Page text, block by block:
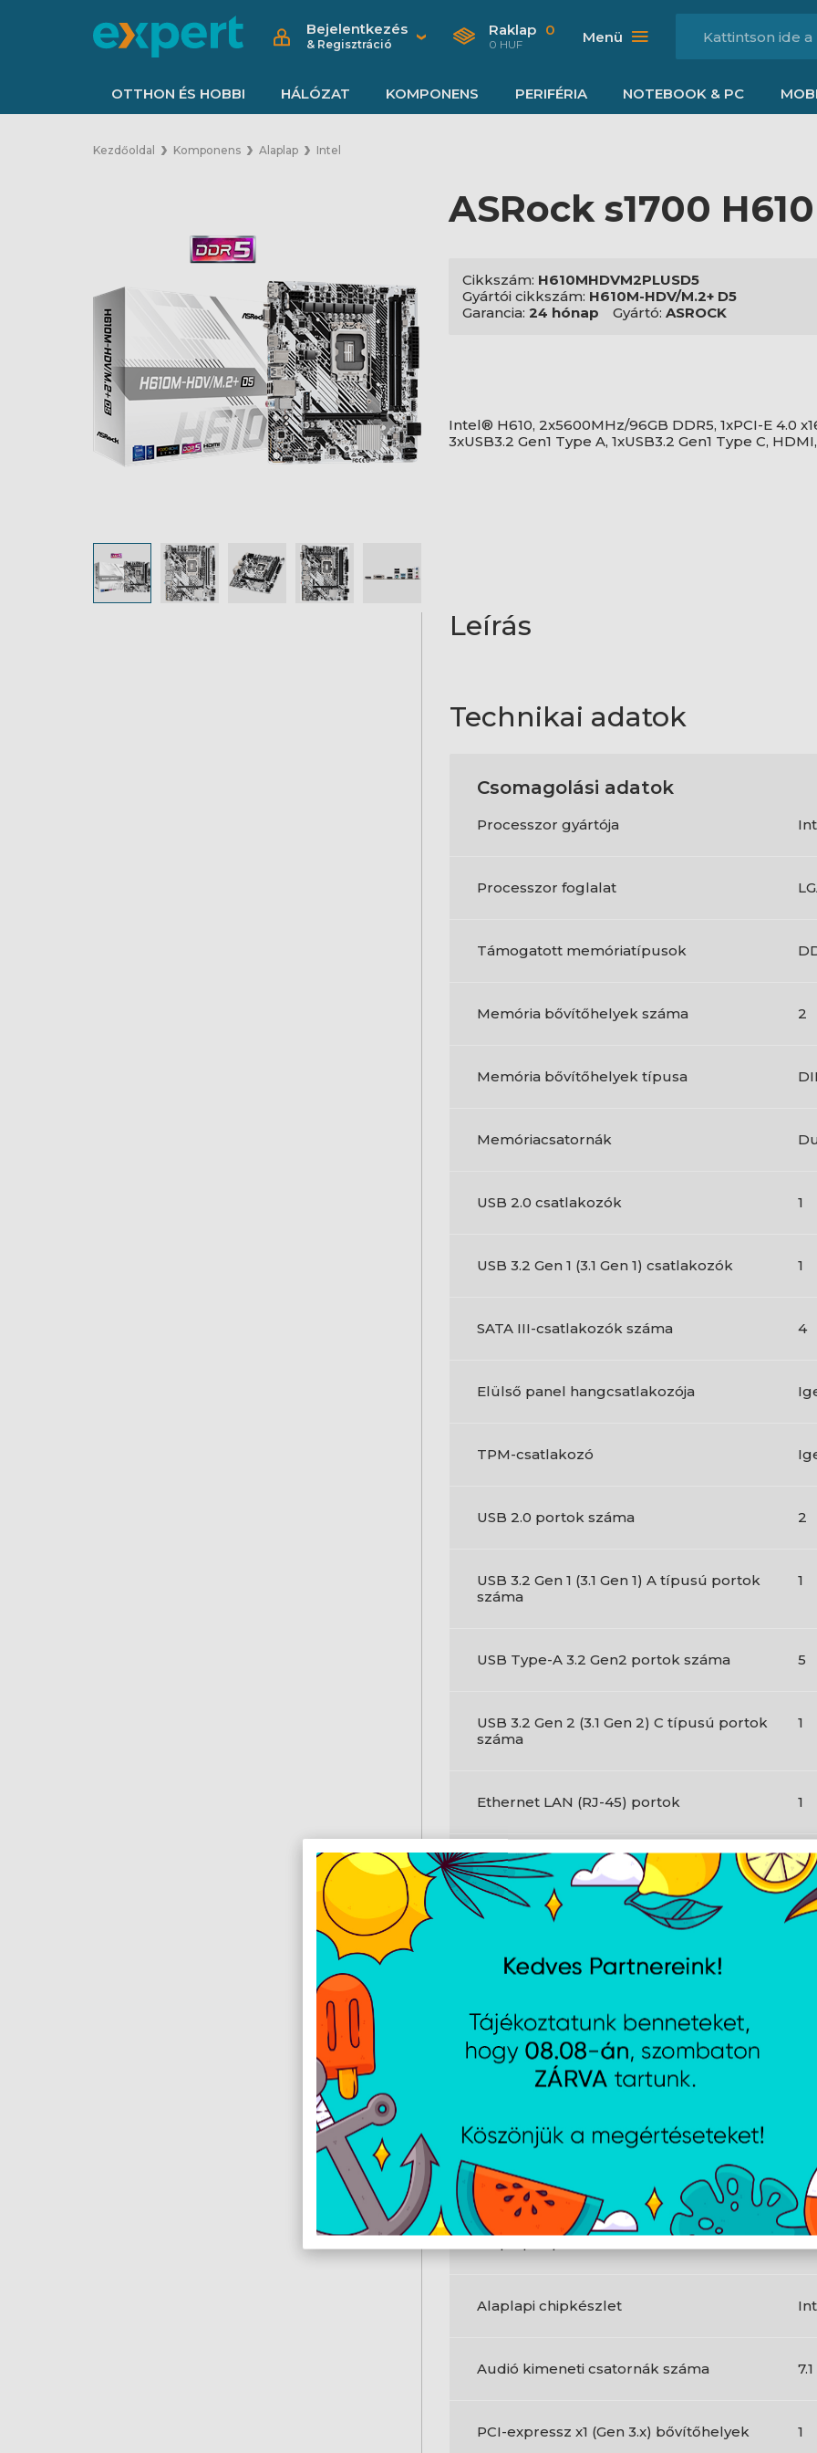
Bejelentkezés
& Regisztráció
Raklap 0
0 HUF Menü
OTTHON ÉS HOBBI HÁLÓZAT KOMPONENS PERIFÉRIA NOTEBOOK & PC
Kezdőoldal Komponens Alaplap Intel
ASRock s1700
Cikkszám: H610MHDVM2PLUSD5
Gyártói cikkszám: H610M-HDV/M.2+ D5
Garancia: 24 hónap Gyártó: ASROCK
Intel® H610, 2x5600MHz/96GB DDR5, 1xPCI-E 4.0
3xUSB3.2 Gen1 Type A, 1xUSB3.2 Gen1 Type C,
Leírás
Technikai adatok
Csomagolási adatok
Processzor gyártója
Processzor foglalat
Támogatott memóriatípusok
Memória bővítőhelyek száma 2
Memória bővítőhelyek típusa
Memóriacsatornák
USB 2.0 csatlakozók 1
USB 3.2 Gen 1 (3.1 Gen 1) csatlakozók 1
SATA III-csatlakozók száma 4
Elülső panel hangcsatlakozója
TPM-csatlakozó
USB 2.0 portok száma 2
USB 3.2 Gen 1 (3.1 Gen 1) A típusú portok
száma
1
USB Type-A 3.2 Gen2 portok száma 5
USB 3.2 Gen 2 (3.1 Gen 2) C típusú portok
száma
1
Ethernet LAN (RJ-45) portok 1
PS/2 portok száma 1
HDMI portok mennyisége
Ethernet csatlakozó típusa
Alaplap kialakítása
Alaplapi chipkészlet
Audió kimeneti csatornák száma
PCI-expressz x1 (Gen 3.x) bővítőhelyek 1